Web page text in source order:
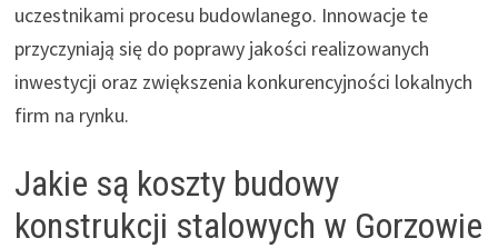
uczestnikami procesu budowlanego. Innowacje te
przyczyniają się do poprawy jakości realizowanych
inwestycji oraz zwiększenia konkurencyjności lokalnych
firm na rynku.
Jakie są koszty budowy
konstrukcji stalowych w Gorzowie